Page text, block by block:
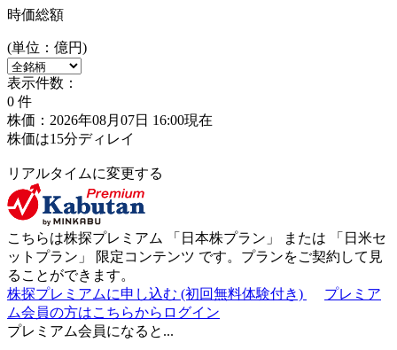
時価総額
(単位：億円)
表示件数：
0 件
株価：2026年08月07日 16:00現在
株価は15分ディレイ
リアルタイムに変更する
こちらは株探プレミアム 「 日本株プラン 」 または 「 日米セ
ットプラン 」 限定コンテンツ です。プランをご契約して見
ることができます。
株探プレミアムに申し込む (初回無料体験付き)
プレミア
ム会員の方はこちらからログイン
プレミアム会員になると...